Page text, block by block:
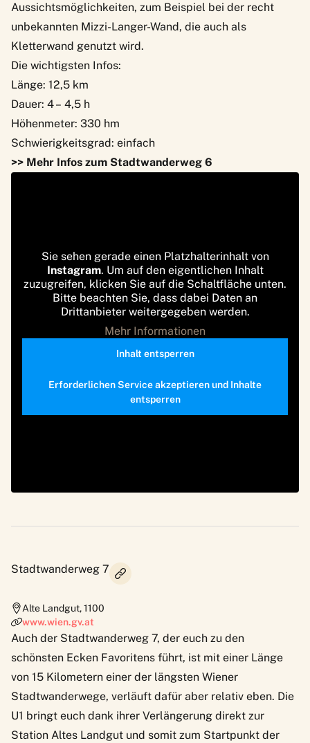
Aussichtsmöglichkeiten, zum Beispiel bei der recht
unbekannten Mizzi-Langer-Wand, die auch als
Kletterwand genutzt wird.
Die wichtigsten Infos:
Länge: 12,5 km
Dauer: 4 – 4,5 h
Höhenmeter: 330 hm
Schwierigkeitsgrad: einfach
>> Mehr Infos zum Stadtwanderweg 6
Sie sehen gerade einen Platzhalterinhalt von
Instagram. Um auf den eigentlichen Inhalt
zuzugreifen, klicken Sie auf die Schaltfläche unten.
Bitte beachten Sie, dass dabei Daten an
Drittanbieter weitergegeben werden.
Mehr Informationen
Inhalt entsperren
Erforderlichen Service akzeptieren und Inhalte
entsperren
Stadtwanderweg 7
Alte Landgut,1100
www.wien.gv.at
Auch der Stadtwanderweg 7, der euch zu den
schönsten Ecken Favoritens führt, ist mit einer Länge
von 15 Kilometern einer der längsten Wiener
Stadtwanderwege, verläuft dafür aber relativ eben. Die
U1 bringt euch dank ihrer Verlängerung direkt zur
Station Altes Landgut und somit zum Startpunkt der